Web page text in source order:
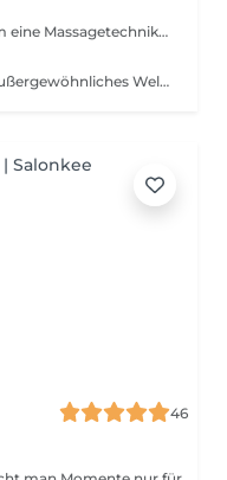
Bei dieser Massage handelt es sich um eine Massagetechnik, die sich aus verschiedenen Elementen zusammensetzt und diese zu einem ganzheitlichen Massageerlebnis vereint. Kräftige Massagegriffe wirken auf das Gewebe ein und sorgen für eine nachhaltige Lockerung von Ver- spannungen. Kräuterstempel entfalten ihre Wirkung durch Wärme, ätherische Öle und wohlriechende Kräuter, deren Extrakte durch den direkten Hautkontakt tief in das Gewebe eindringen können. Die Kräuterstempelmassage fördert die Durchblutung, entspannt die Muskulatur und zieht Giftstoffe aus der Haut. Schmerzen werden hierbei gelindert und die Durchblutung wird gefördert.
Eine Hot Chocolate Massage ist ein außergewöhnliches Wellness-Erlebnis für die Sinne und ein Hochgenuss für seidigweiche und zarte Haut. Es ist eine Massage, bei der warme, flüssige Schokolade auf den Körper gegossen und anschließend verrieben wird. So sollen so genannte Glückshormone (Endorphine) im Körper freigesetzt werden. Mit ihrem Schokoladenduft wird sie häufig als sehr angenehm empfunden. Diese Schokoladenmassage ist eine reine Wellnessmassage, die alle Sinne anspricht und zudem die Haut pflegt. Die behandelte Haut wirkt nach der Hot Chocolate Massage strahlend und bleibt noch lange geschmeidig, glatt und zart. Ein schokoladiges Erlebnis für Körper und Seele.
46